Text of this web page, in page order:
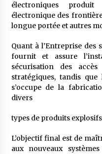
électroniques
électronique des
longue portée et autres
Quant à l’Entreprise des
fournit et assure
sécurisation des
stratégiques, tandis
s’occupe de la
divers
types de produits
L’objectif final est de
aux nouveaux